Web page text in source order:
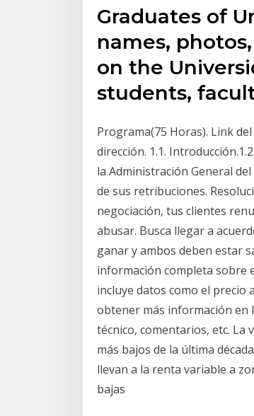
Graduates of
names,
on the
students,
Programa(75 Horas). Link
dirección. 1.1.
la Administración General
de sus retribuciones.
negociación, tus clientes
abusar. Busca llegar a
ganar y ambos deben estar
información completa sobre
incluye datos como el precio
obtener más información en
técnico, comentarios, etc. La
más bajos de la última
llevan a la renta variable a
bajas